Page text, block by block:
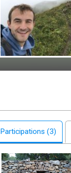
Participations (3)